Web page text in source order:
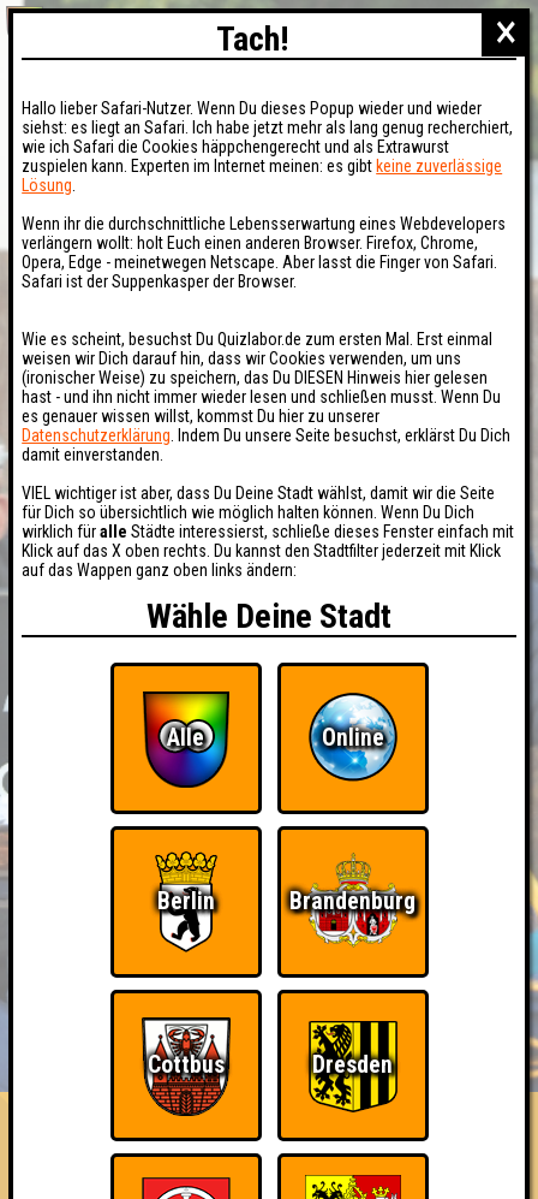
HIGHSCORE RESERVIERUNG
FAQ ÜBER UNS
Kassettenkinder
×
Tach!
Hallo lieber Safari-Nutzer. Wenn Du dieses Popup wieder und wieder
siehst: es liegt an Safari. Ich habe jetzt mehr als lang genug recherchiert,
wie ich Safari die Cookies häppchengerecht und als Extrawurst
zuspielen kann. Experten im Internet meinen: es gibt keine zuverlässige
Lösung
Wenn ihr die durchschnittliche Lebensserwartung eines Webdevelopers
verlängern wollt: holt Euch einen anderen Browser. Firefox, Chrome,
Opera, Edge - meinetwegen Netscape. Aber lasst die Finger von Safari.
Safari ist der Suppenkasper der Browser.
Wie es scheint, besuchst Du Quizlabor.de zum ersten Mal. Erst einmal
weisen wir Dich darauf hin, dass wir Cookies verwenden, um uns
(ironischer Weise) zu speichern, das Du DIESEN Hinweis hier gelesen
hast - und ihn nicht immer wieder lesen und schließen musst. Wenn Du
es genauer wissen willst, kommst Du hier zu unserer
Datenschutzerklärung . Indem Du unsere Seite besuchst, erklärst Du Dich
damit einverstanden.
VIEL wichtiger ist aber, dass Du Deine Stadt wählst, damit wir die Seite
für Dich so übersichtlich wie möglich halten können. Wenn Du Dich
wirklich füralle Städte interessierst, schließe dieses Fenster einfach mit
Klick auf das X oben rechts. Du kannst den Stadtfilter jederzeit mit Klick
auf das Wappen ganz oben links ändern:
Wähle Deine Stadt
Alle Online
Berlin Brandenburg
Cottbus Dresden